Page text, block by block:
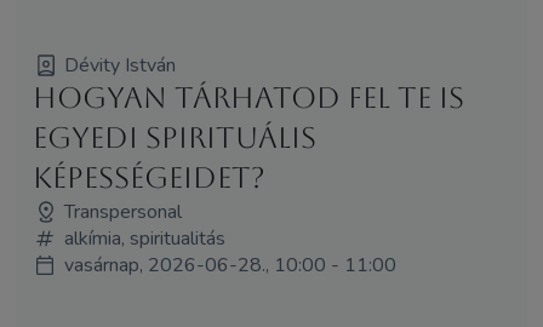
Dévity István
Hogyan tárhatod fel te is
egyedi spirituális
képességeidet?
Transpersonal
alkímia, spiritualitás
vasárnap, 2026-06-28., 10:00 - 11:00